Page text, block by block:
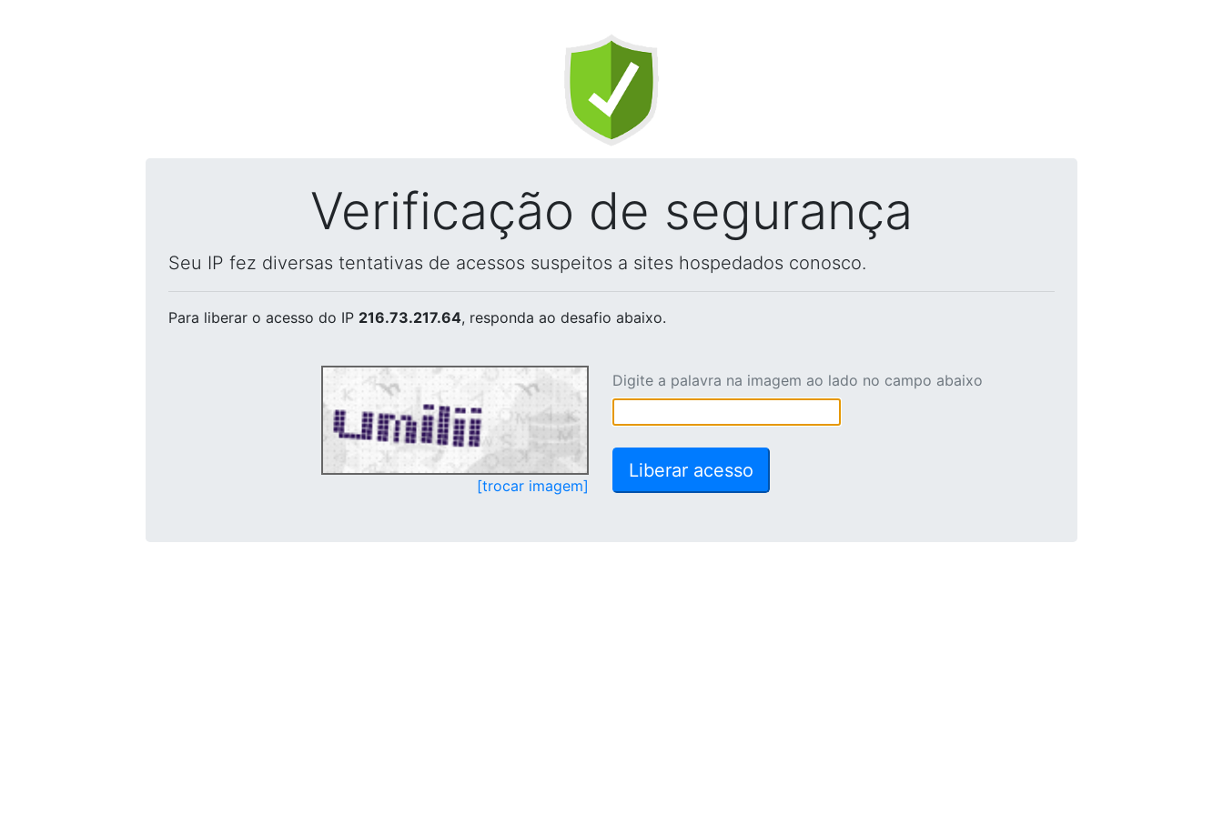
Verificação de segurança
Seu IP fez diversas tentativas de acessos suspeitos a sites hospedados conosco.
Para liberar o acesso do IP 216.73.217.64, responda ao desafio abaixo.
[trocar imagem]
Digite a palavra na imagem ao lado no campo abaixo